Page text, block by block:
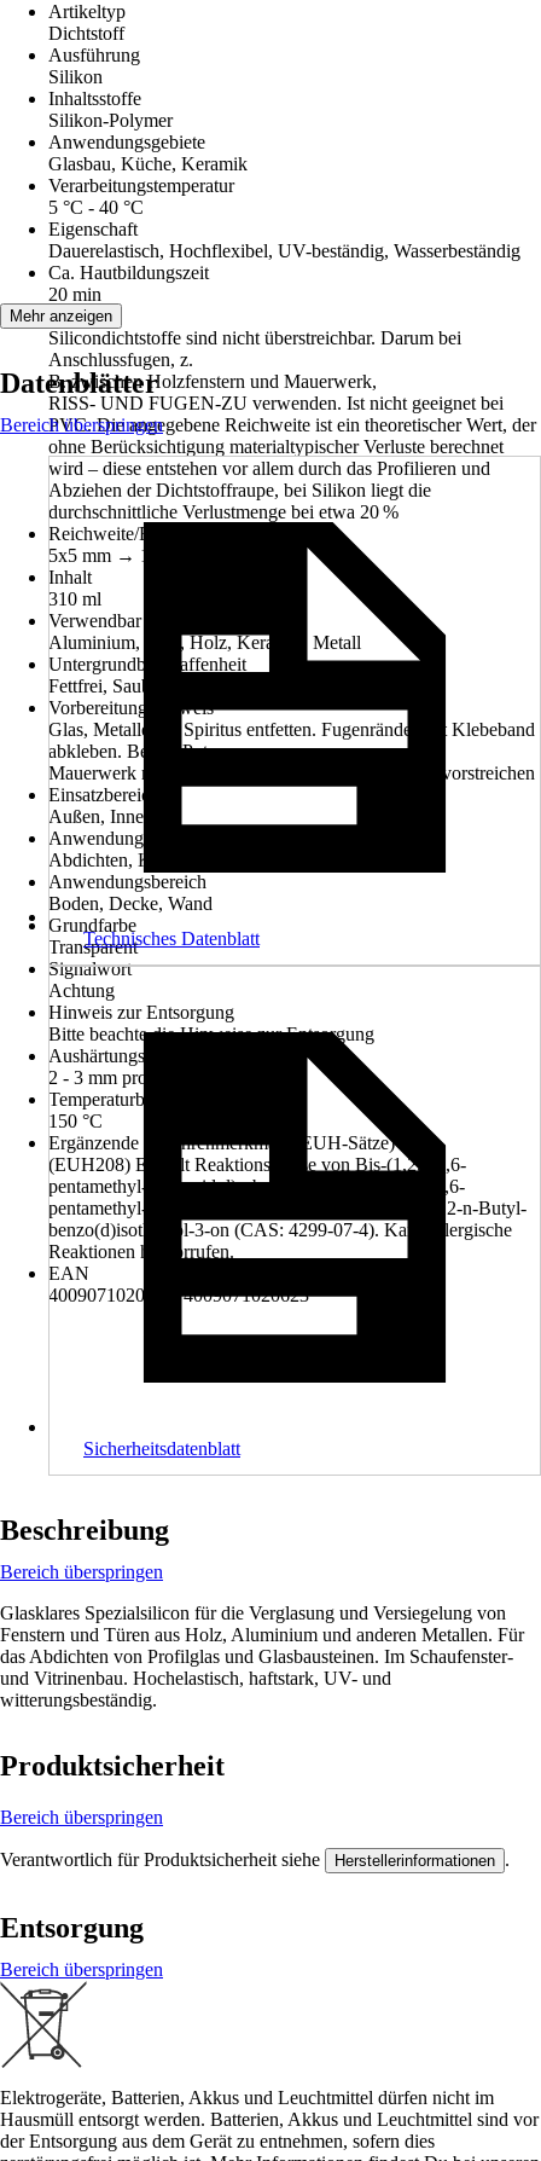
Artikeltyp
Dichtstoff
Ausführung
Silikon
Inhaltsstoffe
Silikon-Polymer
Anwendungsgebiete
Glasbau, Küche, Keramik
Verarbeitungstemperatur
5 °C - 40 °C
Eigenschaft
Dauerelastisch, Hochflexibel, UV-beständig, Wasserbeständig
Ca. Hautbildungszeit
20 min
Hinweis
Silicondichtstoffe sind nicht überstreichbar. Darum bei
Anschlussfugen, z.
B. zwischen Holzfenstern und Mauerwerk,
RISS- UND FUGEN-ZU verwenden. Ist nicht geeignet bei
PVC. Die angegebene Reichweite ist ein theoretischer Wert, der
ohne Berücksichtigung materialtypischer Verluste berechnet
wird – diese entstehen vor allem durch das Profilieren und
Abziehen der Dichtstoffraupe, bei Silikon liegt die
durchschnittliche Verlustmenge bei etwa 20 %
Reichweite/Ergiebigkeit
5x5 mm → 12 m
Inhalt
310 ml
Verwendbar für
Aluminium, Glas, Holz, Keramik, Metall
Untergrundbeschaffenheit
Fettfrei, Sauber, Staubfrei, Tragfähig, Trocken
Vorbereitungshinweis
Glas, Metalle mit Spiritus entfetten. Fugenränder mit Klebeband
abkleben. Beton, Putz,
Mauerwerk mit VORANSTRICH FÜR SILICON vorstreichen
Einsatzbereich
Außen, Innen
Anwendung
Abdichten, Kleben, Versiegeln
Anwendungsbereich
Boden, Decke, Wand
Grundfarbe
Transparent
Signalwort
Achtung
Hinweis zur Entsorgung
Bitte beachte die Hinweise zur Entsorgung
Aushärtungszeit
2 - 3 mm pro Tag
Temperaturbeständigkeit (bis zu)
150 °C
Ergänzende Gefahrenmerkmale (EUH-Sätze)
(EUH208) Enthält Reaktionsmasse von Bis-(1,2,2,6,6-
pentamethyl-4-piperidyl)sebacat und Methyl-1,2,2,6,6-
pentamethyl-4-piperidylsebacat., (EUH208) Enthält 2-n-Butyl-
benzo(d)isothiazol-3-on (CAS: 4299-07-4). Kann allergische
Reaktionen hervorrufen.
EAN
4009071020609, 4009071020623
Mehr anzeigen
Datenblätter
Bereich überspringen
Technisches Datenblatt
Sicherheitsdatenblatt
Beschreibung
Bereich überspringen
Glasklares Spezialsilicon für die Verglasung und Versiegelung von
Fenstern und Türen aus Holz, Aluminium und anderen Metallen. Für
das Abdichten von Profilglas und Glasbausteinen. Im Schaufenster-
und Vitrinenbau. Hochelastisch, haftstark, UV- und
witterungsbeständig.
Produktsicherheit
Bereich überspringen
Verantwortlich für Produktsicherheit siehe Herstellerinformationen .
Entsorgung
Bereich überspringen
Elektrogeräte, Batterien, Akkus und Leuchtmittel dürfen nicht im
Hausmüll entsorgt werden. Batterien, Akkus und Leuchtmittel sind vor
der Entsorgung aus dem Gerät zu entnehmen, sofern dies